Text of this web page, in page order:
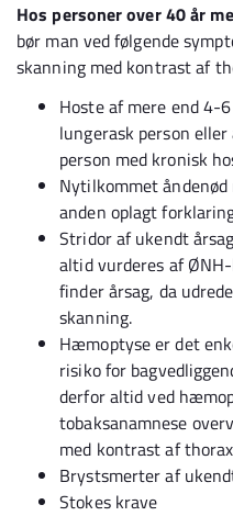
Hos personer over 40 år
bør man ved følgende
skanning med kontrast af
Hoste af mere end 4-
lungerask person
person med kronisk
Nytilkommet
anden oplagt
Stridor af ukendt
altid vurderes af
finder årsag, da
skanning.
Hæmoptyse er det
risiko for
derfor altid ved
tobaksanamnese
med kontrast af
Brystsmerter af
Stokes krave